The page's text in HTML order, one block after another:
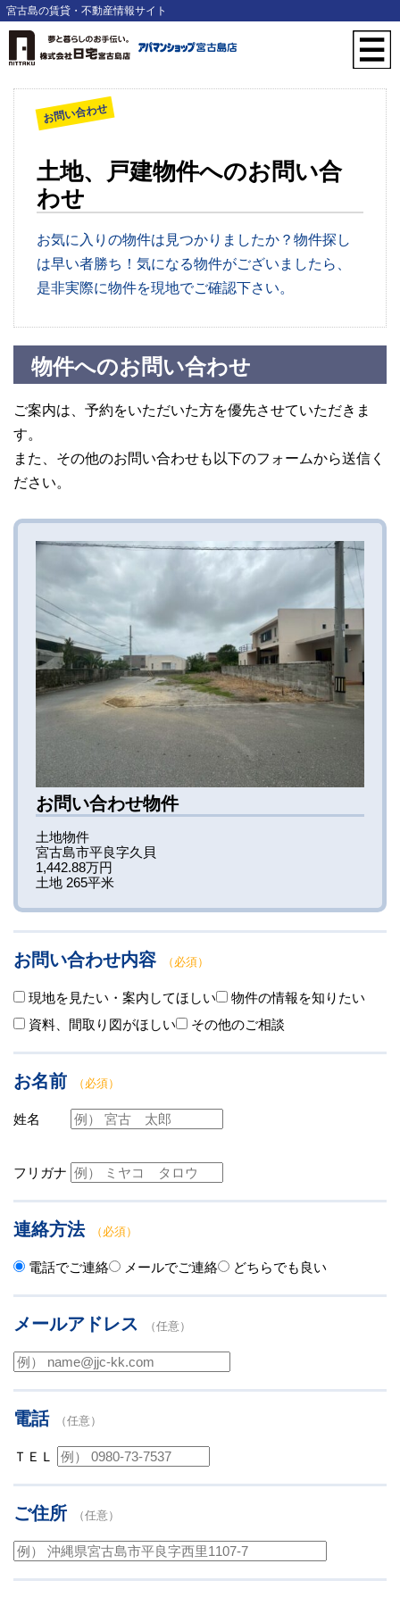
宮古島の賃貸・不動産情報サイト
お問い合わせ
土地、戸建物件へのお問い合
わせ
お気に入りの物件は見つかりましたか？物件探し
は早い者勝ち！気になる物件がございましたら、
是非実際に物件を現地でご確認下さい。
物件へのお問い合わせ
ご案内は、予約をいただいた方を優先させていただきま
す。
また、その他のお問い合わせも以下のフォームから送信く
ださい。
お問い合わせ物件
土地物件
宮古島市平良字久貝
1,442.88万円
土地 265平米
お問い合わせ内容 （必須）
現地を見たい・案内してほしい
物件の情報を知りたい
資料、間取り図がほしい
その他のご相談
お名前 （必須）
姓名
フリガナ
連絡方法 （必須）
電話でご連絡 メールでご連絡 どちらでも良い
メールアドレス （任意）
電話 （任意）
ＴＥＬ
ご住所 （任意）